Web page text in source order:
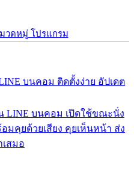
วดหมู่ โปรแกรม
บนคอม ติดตั้งง่าย อัปเดต
LINE บนคอม เปิดใช้ขณะนั่ง
มคุยด้วยเสียง คุยเห็นหน้า ส่ง
สมอ